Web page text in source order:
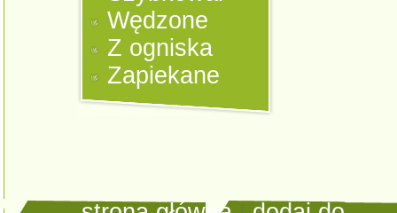
Wędzone
Z ogniska
Zapiekane